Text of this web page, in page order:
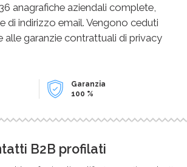
anagrafiche aziendali complete,
di indirizzo email. Vengono ceduti
garanzie contrattuali di privacy
Garanzia
100 %
B2B profilati